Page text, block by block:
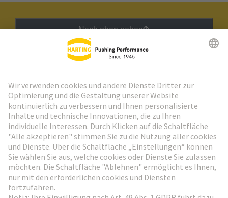
Nach oben gehen
Weiter zur Anmeldung
Social Media